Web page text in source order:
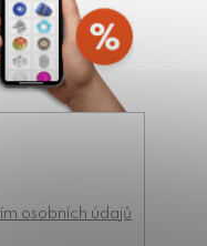
osobních údajů